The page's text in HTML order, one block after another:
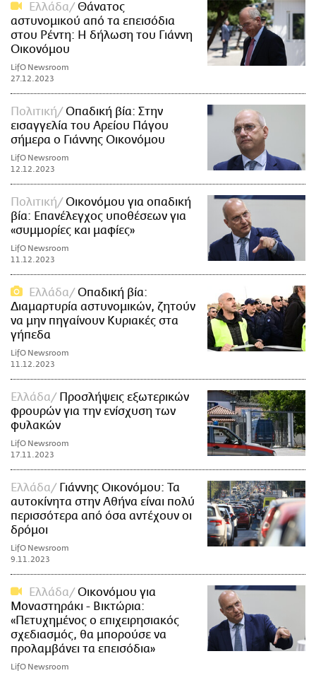
Ελλάδα
Θάνατος
αστυνομικού από τα επεισόδια
στου Ρέντη: Η δήλωση του Γιάννη
Οικονόμου
LifO Newsroom
27.12.2023
Πολιτική
Οπαδική βία: Στην
εισαγγελία του Αρείου Πάγου
σήμερα ο Γιάννης Οικονόμου
LifO Newsroom
12.12.2023
Πολιτική
Οικονόμου για οπαδική
βία: Eπανέλεγχος υποθέσεων για
«συμμορίες και μαφίες»
LifO Newsroom
11.12.2023
Ελλάδα
Οπαδική βία:
Διαμαρτυρία αστυνομικών, ζητούν
να μην πηγαίνουν Κυριακές στα
γήπεδα
LifO Newsroom
11.12.2023
Ελλάδα
Προσλήψεις εξωτερικών
φρουρών για την ενίσχυση των
φυλακών
LifO Newsroom
17.11.2023
Ελλάδα
Γιάννης Οικονόμου: Τα
αυτοκίνητα στην Αθήνα είναι πολύ
περισσότερα από όσα αντέχουν οι
δρόμοι
LifO Newsroom
9.11.2023
Ελλάδα
Οικονόμου για
Μοναστηράκι - Βικτώρια:
«Πετυχημένος ο επιχειρησιακός
σχεδιασμός, θα μπορούσε να
προλαμβάνει τα επεισόδια»
LifO Newsroom